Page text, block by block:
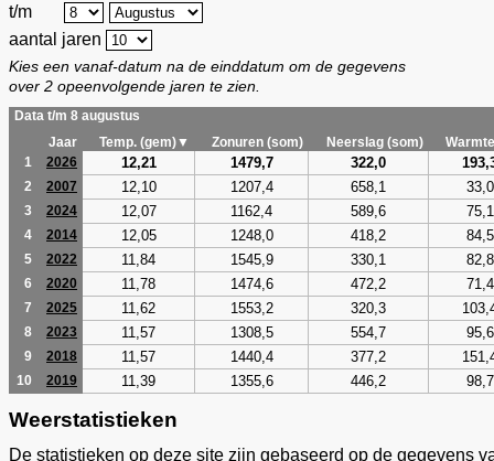
t/m
aantal jaren
Kies een vanaf-datum na de einddatum om de gegevens
over 2 opeenvolgende jaren te zien.
Data t/m 8 augustus
Jaar
Temp. (gem)▼ Zonuren (som) Neerslag (som)
1
2026 12,21 1479,7 322,0
2 2007 12,10 1207,4 658,1 33,0
3 2024 12,07 1162,4 589,6 75,1
4 2014 12,05 1248,0 418,2 84,5
5 2022 11,84 1545,9 330,1 82,8
6 2020 11,78 1474,6 472,2 71,4
7 2025 11,62 1553,2 320,3
8 2023 11,57 1308,5 554,7 95,6
9 2018 11,57 1440,4 377,2
10 2019 11,39 1355,6 446,2 98,7
Weerstatistieken
De statistieken op deze site zijn gebaseerd op de gegevens